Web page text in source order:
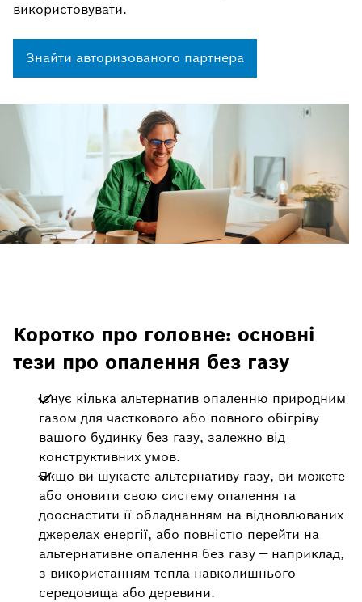
використовувати.
Знайти авторизованого партнера
Коротко про головне: основні
тези про опалення без газу
Існує кілька альтернатив опаленню природним
газом для часткового або повного обігріву
вашого будинку без газу, залежно від
конструктивних умов.
Якщо ви шукаєте альтернативу газу, ви можете
або оновити свою систему опалення та
дооснастити її обладнанням на відновлюваних
джерелах енергії, або повністю перейти на
альтернативне опалення без газу — наприклад,
з використанням тепла навколишнього
середовища або деревини.